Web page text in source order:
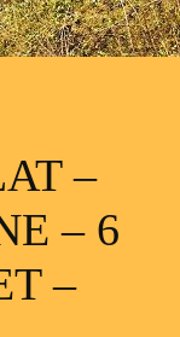
–
– 6
–